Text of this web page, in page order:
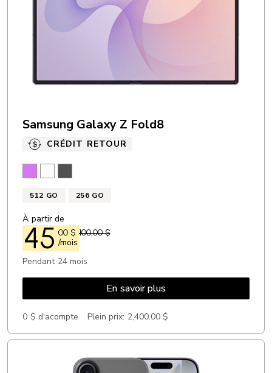
Samsung Galaxy Z Fold8
CRÉDIT RETOUR
512 GO 256 GO
À partir de
45 00 $
/mois
100,00 $
Pendant 24 mois
En savoir plus
0 $ d'acompte Plein prix: 2,400.00 $